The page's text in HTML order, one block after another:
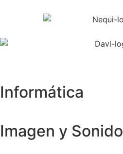
Informática
Imagen y Sonido